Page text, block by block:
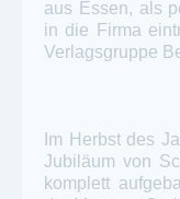
aus Essen, als
in die Firma
Verlagsgruppe
Im Herbst des
Jubiläum von
komplett